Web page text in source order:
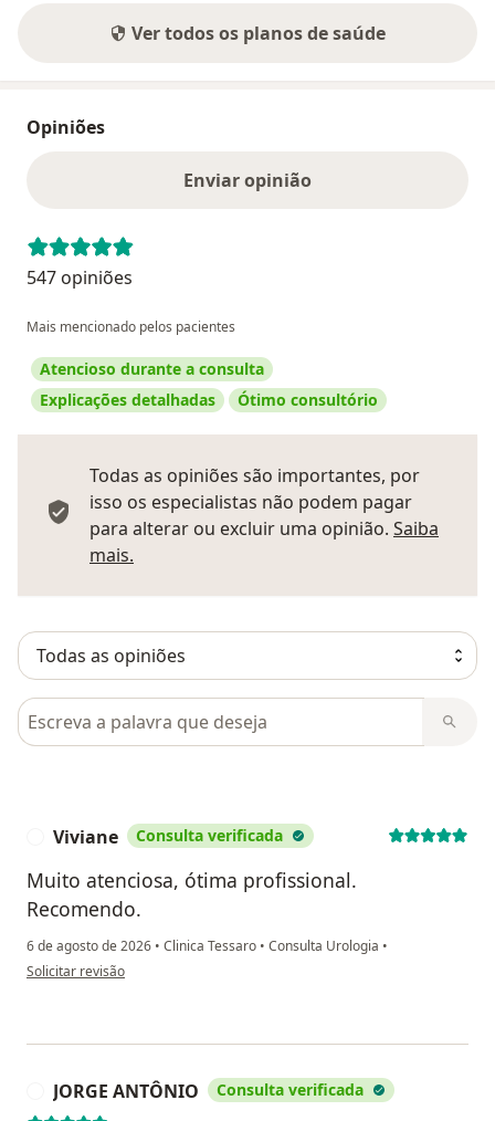
Ver todos os planos de saúde
Opiniões
Enviar opinião
547 opiniões
Mais mencionado pelos pacientes
Atencioso durante a consulta
Explicações detalhadas
Ótimo consultório
Todas as opiniões são importantes, por
isso os especialistas não podem pagar
para alterar ou excluir uma opinião. Saiba
mais.
Pesquisar em opiniões
Viviane Consulta verificada
Muito atenciosa, ótima profissional.
Recomendo.
6 de agosto de 2026 • Clinica Tessaro • Consulta Urologia •
na opinião do utilizador Viviane
Solicitar revisão
JORGE ANTÔNIO Consulta verificada